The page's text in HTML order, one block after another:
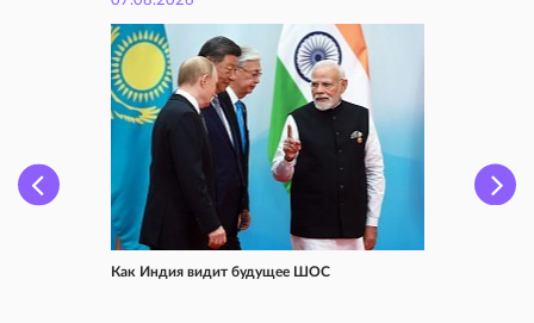
Как Индия видит будущее ШОС